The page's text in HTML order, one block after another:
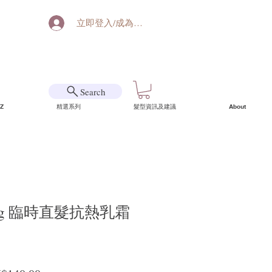
立即登入/成為會員
Search
精選系列 髮型資訊及建議 About
臨時直髮抗熱乳霜